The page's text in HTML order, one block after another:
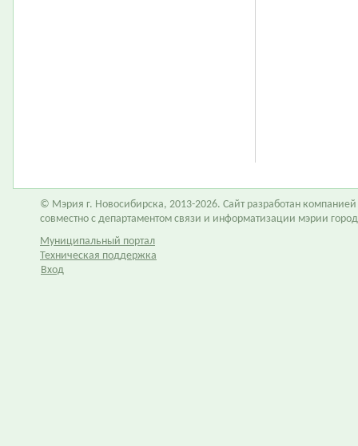
© Мэрия г. Новосибирска, 2013-2026. Сайт разработан компанией
совместно с департаментом связи и информатизации мэрии
Муниципальный портал
Техническая поддержка
Вход